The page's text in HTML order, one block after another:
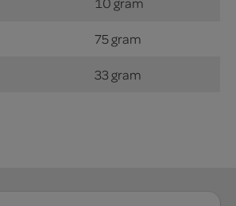
75 gram
33 gram